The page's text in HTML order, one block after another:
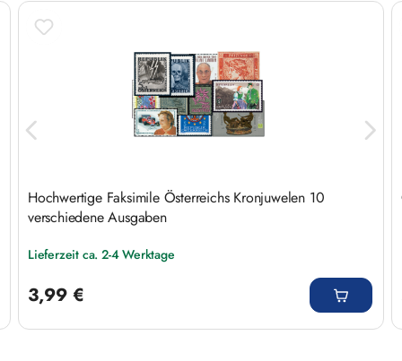
Hochwertige Faksimile Österreichs Kronjuwelen 10
verschiedene Ausgaben
Lieferzeit ca. 2-4 Werktage
3,99 €